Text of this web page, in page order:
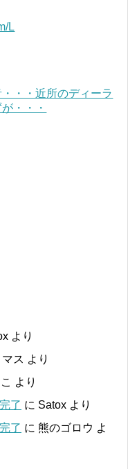
L
・・近所のディーラ
・・・
より
マス より
より
了 に Satox より
了 に 熊のゴロウ よ